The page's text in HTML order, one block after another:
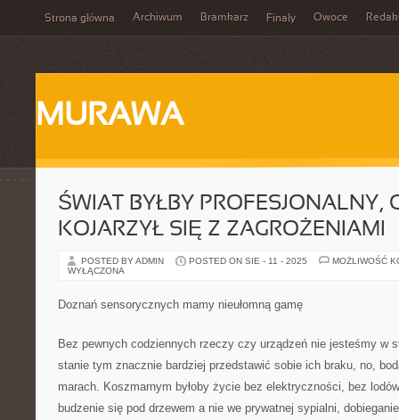
Strona główna Archiwum Bramkarz Finały Owoce
MURAWA
ŚWIAT BYŁBY PROFESJONALNY,
KOJARZYŁ SIĘ Z ZAGROŻENIAMI
POSTED BY ADMIN POSTED ON SIE - 11 - 2025
MOŻLIWOŚĆ
WYŁĄCZONA
Doznań sensorycznych mamy nieułomną gamę
Bez pewnych codziennych rzeczy czy urządzeń nie jesteśmy w
stanie tym znacznie bardziej przedstawić sobie ich braku, no,
marach. Koszmarnym byłoby życie bez elektryczności, bez
budzenie się pod drzewem a nie we prywatnej sypialni,